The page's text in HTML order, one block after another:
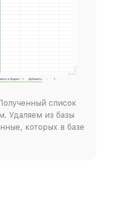
список
Удаляем из базы
которых в базе